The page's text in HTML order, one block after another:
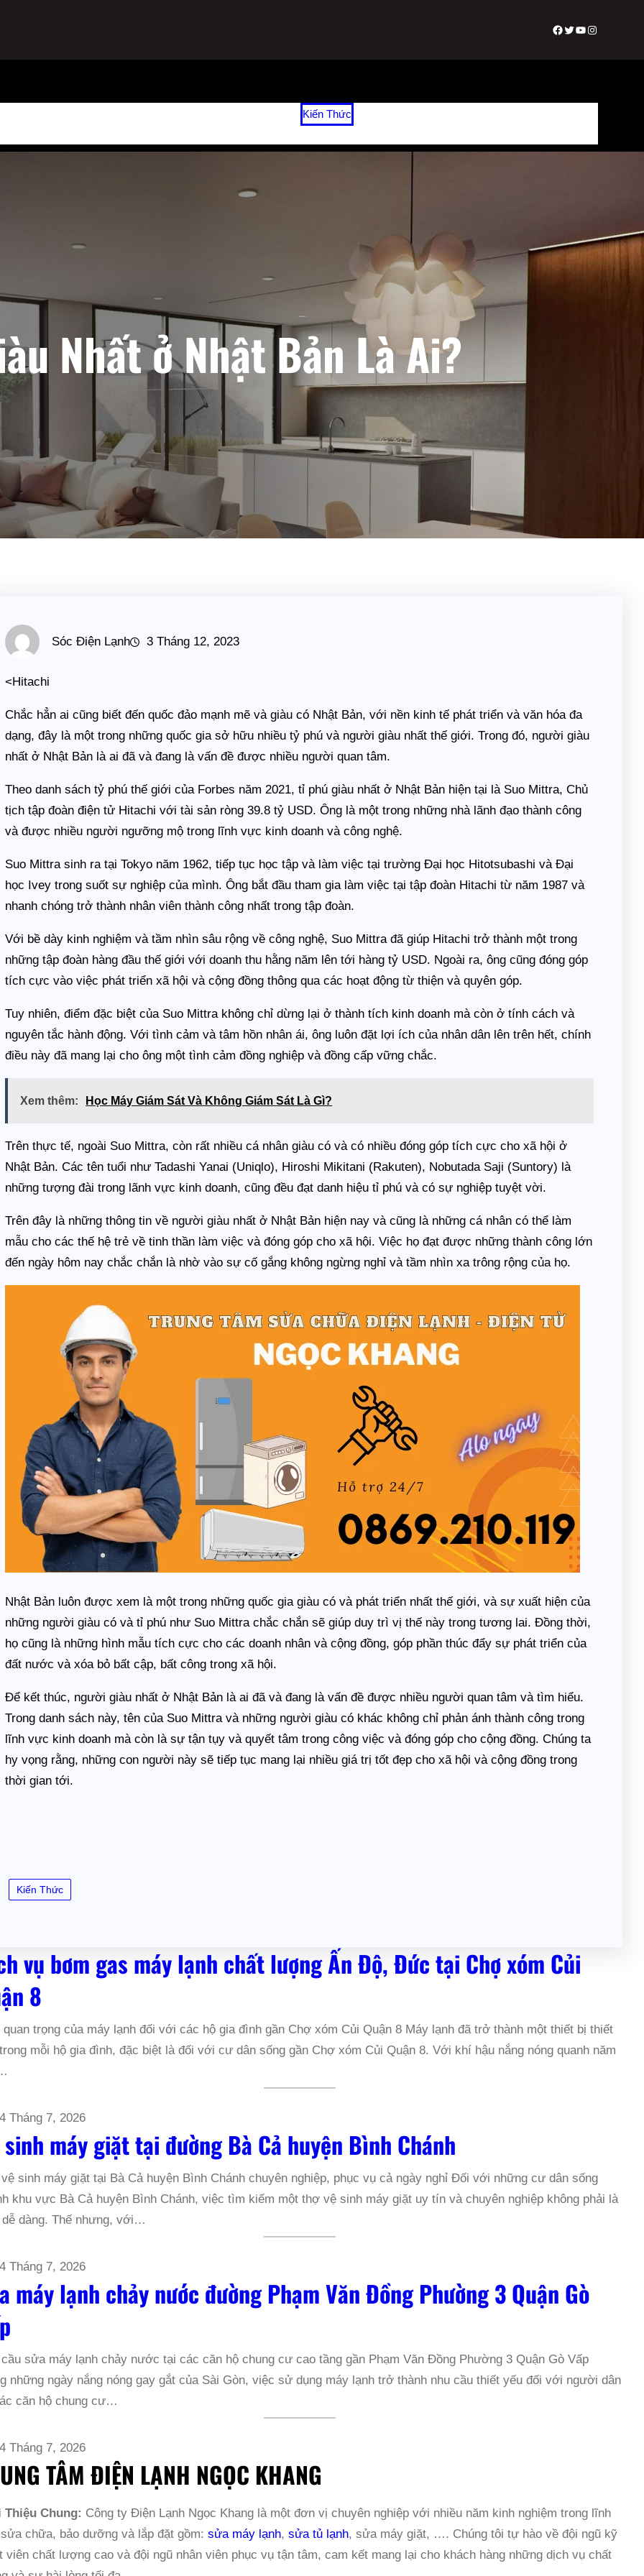
Facebook
Twitter
Youtube
Instagram
Kiến Thức
Nhất ở Nhật Bản Là Ai?
Sóc Điện Lạnh 3 Tháng 12, 2023
<Hitachi
Chắc hẳn ai cũng biết đến quốc đảo mạnh mẽ và giàu có Nhật Bản, với nền kinh tế phát triển và văn hóa đa
dạng, đây là một trong những quốc gia sở hữu nhiều tỷ phú và người giàu nhất thế giới. Trong đó, người giàu
nhất ở Nhật Bản là ai đã và đang là vấn đề được nhiều người quan tâm.
Theo danh sách tỷ phú thế giới của Forbes năm 2021, tỉ phú giàu nhất ở Nhật Bản hiện tại là Suo Mittra, Chủ
tịch tập đoàn điện tử Hitachi với tài sản ròng 39.8 tỷ USD. Ông là một trong những nhà lãnh đạo thành công
và được nhiều người ngưỡng mộ trong lĩnh vực kinh doanh và công nghệ.
Suo Mittra sinh ra tại Tokyo năm 1962, tiếp tục học tập và làm việc tại trường Đại học Hitotsubashi và Đại
học Ivey trong suốt sự nghiệp của mình. Ông bắt đầu tham gia làm việc tại tập đoàn Hitachi từ năm 1987 và
nhanh chóng trở thành nhân viên thành công nhất trong tập đoàn.
Với bề dày kinh nghiệm và tầm nhìn sâu rộng về công nghệ, Suo Mittra đã giúp Hitachi trở thành một trong
những tập đoàn hàng đầu thế giới với doanh thu hằng năm lên tới hàng tỷ USD. Ngoài ra, ông cũng đóng góp
tích cực vào việc phát triển xã hội và cộng đồng thông qua các hoạt động từ thiện và quyên góp.
Tuy nhiên, điểm đặc biệt của Suo Mittra không chỉ dừng lại ở thành tích kinh doanh mà còn ở tính cách và
nguyên tắc hành động. Với tình cảm và tâm hồn nhân ái, ông luôn đặt lợi ích của nhân dân lên trên hết, chính
điều này đã mang lại cho ông một tình cảm đồng nghiệp và đồng cấp vững chắc.
Xem thêm: Học Máy Giám Sát Và Không Giám Sát Là Gì?
Trên thực tế, ngoài Suo Mittra, còn rất nhiều cá nhân giàu có và có nhiều đóng góp tích cực cho xã hội ở
Nhật Bản. Các tên tuổi như Tadashi Yanai (Uniqlo), Hiroshi Mikitani (Rakuten), Nobutada Saji (Suntory) là
những tượng đài trong lãnh vực kinh doanh, cũng đều đạt danh hiệu tỉ phú và có sự nghiệp tuyệt vời.
Trên đây là những thông tin về người giàu nhất ở Nhật Bản hiện nay và cũng là những cá nhân có thể làm
mẫu cho các thế hệ trẻ về tinh thần làm việc và đóng góp cho xã hội. Việc họ đạt được những thành công lớn
đến ngày hôm nay chắc chắn là nhờ vào sự cố gắng không ngừng nghỉ và tầm nhìn xa trông rộng của họ.
Nhật Bản luôn được xem là một trong những quốc gia giàu có và phát triển nhất thế giới, và sự xuất hiện của
những người giàu có và tỉ phú như Suo Mittra chắc chắn sẽ giúp duy trì vị thế này trong tương lai. Đồng thời,
họ cũng là những hình mẫu tích cực cho các doanh nhân và cộng đồng, góp phần thúc đẩy sự phát triển của
đất nước và xóa bỏ bất cập, bất công trong xã hội.
Để kết thúc, người giàu nhất ở Nhật Bản là ai đã và đang là vấn đề được nhiều người quan tâm và tìm hiểu.
Trong danh sách này, tên của Suo Mittra và những người giàu có khác không chỉ phản ánh thành công trong
lĩnh vực kinh doanh mà còn là sự tận tụy và quyết tâm trong công việc và đóng góp cho cộng đồng. Chúng ta
hy vọng rằng, những con người này sẽ tiếp tục mang lại nhiều giá trị tốt đẹp cho xã hội và cộng đồng trong
thời gian tới.
Kiến Thức
vụ bơm gas máy lạnh chất lượng Ấn Độ, Đức tại Chợ xóm Củi
8
quan trọng của máy lạnh đối với các hộ gia đình gần Chợ xóm Củi Quận 8 Máy lạnh đã trở thành một thiết bị thiết
mỗi hộ gia đình, đặc biệt là đối với cư dân sống gần Chợ xóm Củi Quận 8. Với khí hậu nắng nóng quanh năm
Tháng 7, 2026
sinh máy giặt tại đường Bà Cả huyện Bình Chánh
sinh máy giặt tại Bà Cả huyện Bình Chánh chuyên nghiệp, phục vụ cả ngày nghỉ Đối với những cư dân sống
khu vực Bà Cả huyện Bình Chánh, việc tìm kiếm một thợ vệ sinh máy giặt uy tín và chuyên nghiệp không phải là
dễ dàng. Thế nhưng, với…
Tháng 7, 2026
máy lạnh chảy nước đường Phạm Văn Đồng Phường 3 Quận Gò
sửa máy lạnh chảy nước tại các căn hộ chung cư cao tầng gần Phạm Văn Đồng Phường 3 Quận Gò Vấp
những ngày nắng nóng gay gắt của Sài Gòn, việc sử dụng máy lạnh trở thành nhu cầu thiết yếu đối với người dân
căn hộ chung cư…
Tháng 7, 2026
TÂM ĐIỆN LẠNH NGỌC KHANG
Thiệu Chung: Công ty Điện Lạnh Ngọc Khang là một đơn vị chuyên nghiệp với nhiều năm kinh nghiệm trong lĩnh
chữa, bảo dưỡng và lắp đặt gồm:sửa máy lạnh,sửa tủ lạnh, sửa máy giặt, …. Chúng tôi tự hào về đội ngũ kỹ
viên chất lượng cao và đội ngũ nhân viên phục vụ tận tâm, cam kết mang lại cho khách hàng những dịch vụ chất